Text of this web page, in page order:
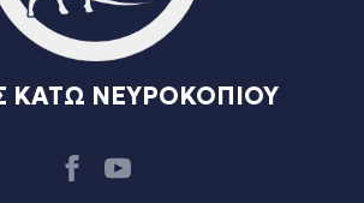
ΚΑΤΩ ΝΕΥΡΟΚΟΠΙΟΥ